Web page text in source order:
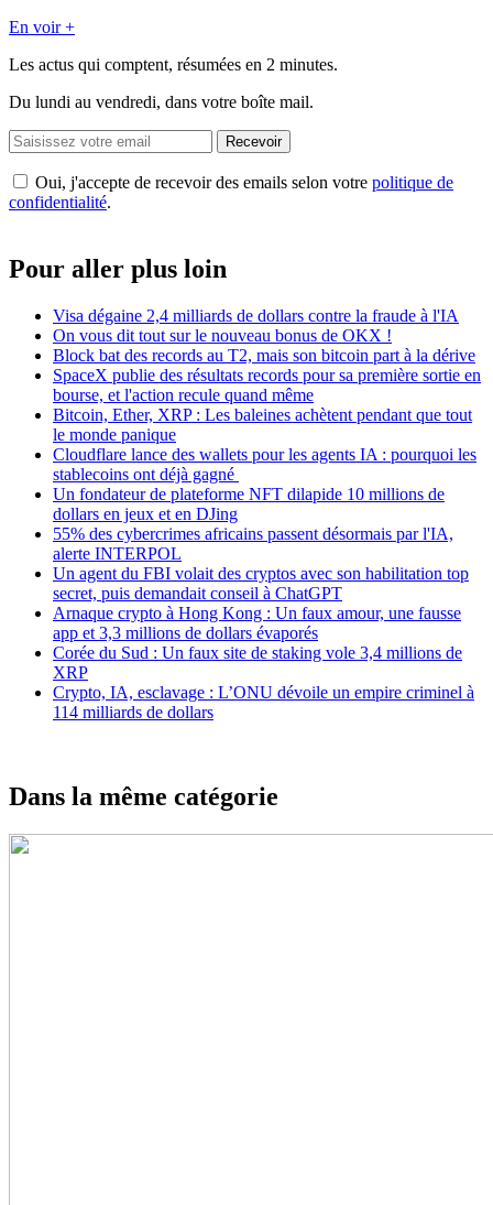
En voir +
Les actus qui comptent, résumées en 2 minutes.
Du lundi au vendredi, dans votre boîte mail.
Recevoir
Oui, j'accepte de recevoir des emails selon votre politique de
confidentialité.
Pour aller plus loin
Visa dégaine 2,4 milliards de dollars contre la fraude à l'IA
On vous dit tout sur le nouveau bonus de OKX !
Block bat des records au T2, mais son bitcoin part à la dérive
SpaceX publie des résultats records pour sa première sortie en
bourse, et l'action recule quand même
Bitcoin, Ether, XRP : Les baleines achètent pendant que tout
le monde panique
Cloudflare lance des wallets pour les agents IA : pourquoi les
stablecoins ont déjà gagné
Un fondateur de plateforme NFT dilapide 10 millions de
dollars en jeux et en DJing
55% des cybercrimes africains passent désormais par l'IA,
alerte INTERPOL
Un agent du FBI volait des cryptos avec son habilitation top
secret, puis demandait conseil à ChatGPT
Arnaque crypto à Hong Kong : Un faux amour, une fausse
app et 3,3 millions de dollars évaporés
Corée du Sud : Un faux site de staking vole 3,4 millions de
XRP
Crypto, IA, esclavage : L’ONU dévoile un empire criminel à
114 milliards de dollars
Dans la même catégorie